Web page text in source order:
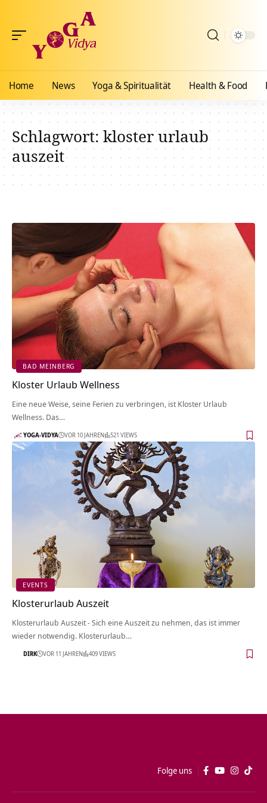
Home News Yoga & Spiritualität Health & Food
Schlagwort:kloster urlaub
auszeit
BAD MEINBERG
Kloster Urlaub Wellness
Eine neue Weise, seine Ferien zu verbringen, ist Kloster Urlaub
Wellness. Das…
YOGA-VIDYA VOR 10 JAHREN 521 VIEWS
EVENTS
Klosterurlaub Auszeit
Klosterurlaub Auszeit - Sich eine Auszeit zu nehmen, das ist immer
wieder notwendig. Klosterurlaub…
DIRK VOR 11 JAHREN 409 VIEWS
Folge uns